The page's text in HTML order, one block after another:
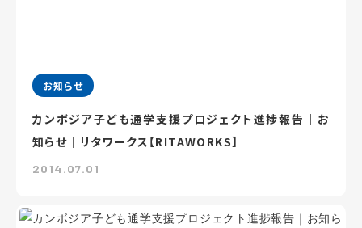
お知らせ
カンボジア子ども通学支援プロジェクト進捗報告｜お
知らせ｜リタワークス【RITAWORKS】
2014.07.01